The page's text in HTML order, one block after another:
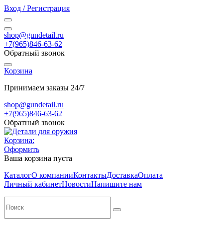
Вход / Регистрация
shop@gundetail.ru
+7(965)846-63-62
Обратный звонок
Корзина
Принимаем заказы 24/7
shop@gundetail.ru
+7(965)846-63-62
Обратный звонок
Корзина:
Оформить
Ваша корзина пуста
КаталогО компанииКонтактыДоставкаОплата
Личный кабинетНовостиНапишите нам